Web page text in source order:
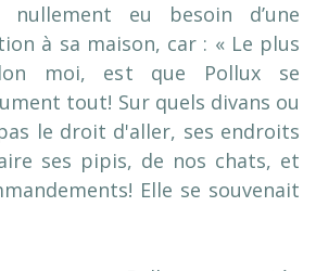
nullement eu besoin d’une
à sa maison, car : « Le plus
moi, est que Pollux se
tout! Sur quels divans ou
le droit d'aller, ses endroits
ses pipis, de nos chats, et
Elle se souvenait